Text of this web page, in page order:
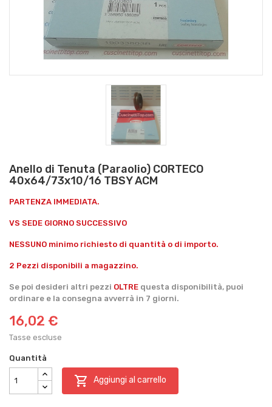
Anello di Tenuta (Paraolio) CORTECO
40x64/73x10/16 TBSY ACM
PARTENZA IMMEDIATA.
VS SEDE GIORNO SUCCESSIVO
NESSUNO minimo richiesto di quantità o di importo.
2 Pezzi disponibili a magazzino.
Se poi desideri altri pezzi OLTRE questa disponibilità, puoi
ordinare e la consegna avverrà in 7 giorni.
16,02 €
Tasse escluse
Quantità
 Aggiungi al carrello